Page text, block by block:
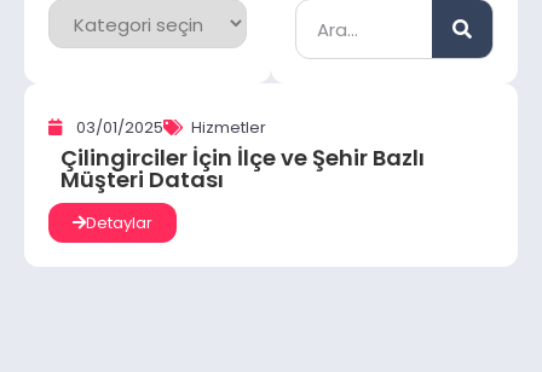
03/01/2025 Hizmetler
Çilingirciler İçin İlçe ve Şehir Bazlı
Müşteri Datası
Detaylar